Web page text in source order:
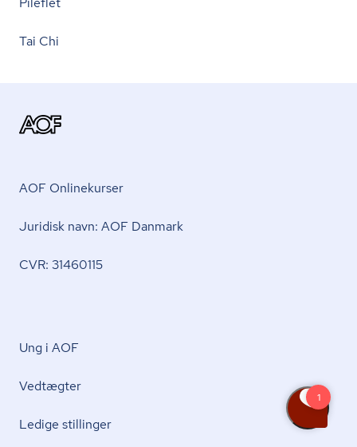
Tai Chi
AOF Onlinekurser
Juridisk navn: AOF Danmark
CVR: 31460115
Ung i AOF
Vedtægter
Ledige stillinger